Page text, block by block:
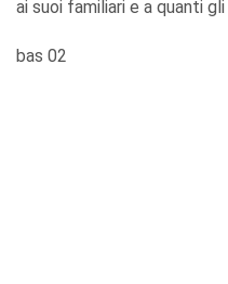
ai suoi familiari e a quanti
bas 02